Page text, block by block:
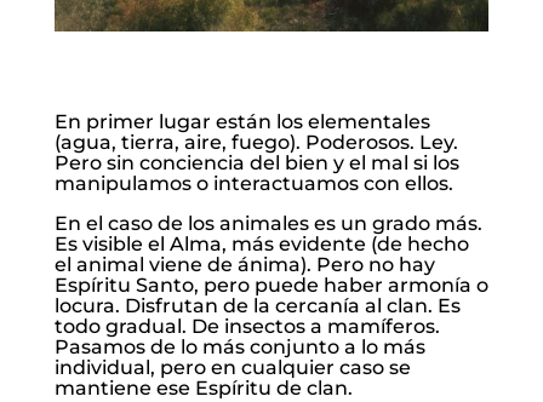
En primer lugar están los elementales
(agua, tierra, aire, fuego). Poderosos. Ley.
Pero sin conciencia del bien y el mal si los
manipulamos o interactuamos con ellos.
En el caso de los animales es un grado más.
Es visible el Alma, más evidente (de hecho
el animal viene de ánima). Pero no hay
Espíritu Santo, pero puede haber armonía o
locura. Disfrutan de la cercanía al clan. Es
todo gradual. De insectos a mamíferos.
Pasamos de lo más conjunto a lo más
individual, pero en cualquier caso se
mantiene ese Espíritu de clan.